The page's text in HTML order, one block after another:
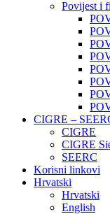
Povijest i
CIGRE –
CIGRE
CIGRE
SEERC
Korisni linkovi
Hrvatski
Hrvatski
English